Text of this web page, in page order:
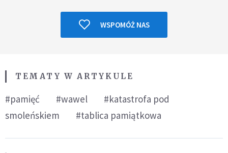
WSPOMÓŻ NAS
TEMATY W ARTYKULE
#pamięć #wawel
#katastrofa pod
smoleńskiem
#tablica pamiątkowa